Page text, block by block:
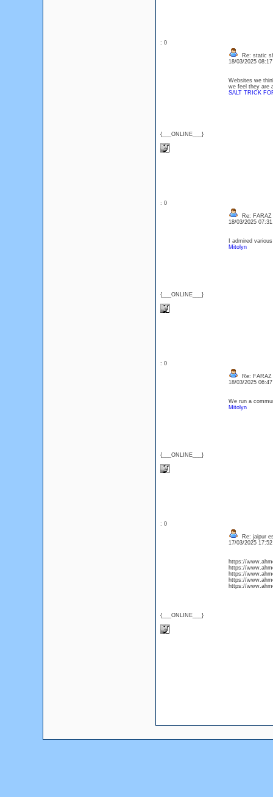
: 0
{___ONLINE___}
Re: static
18/03/2025
Websites we
we feel they are
SALT TRICK
: 0
{___ONLINE___}
Re: FARAZ
18/03/2025
I admired
Mitolyn
: 0
{___ONLINE___}
Re: FARAZ
18/03/2025
We run a
Mitolyn
: 0
{___ONLINE___}
Re: jaipur
17/03/2025
https://
https://
https://
https://
https://